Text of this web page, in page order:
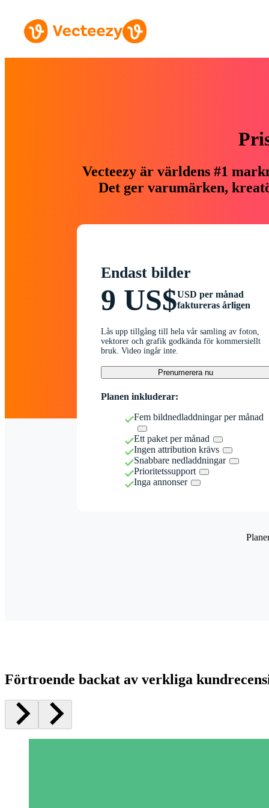
Vecteezy är världens #1
Det ger varumärken,
Endast bilder
9 US$USD per månad
faktureras årligen
Lås upp tillgång till hela vår samling av foton,
vektorer och grafik godkända för kommersiellt
bruk. Video ingår inte.
Prenumerera nu
Planen inkluderar:
Fem bildnedladdningar per månad
Ett paket per månad
Ingen attribution krävs
Snabbare nedladdningar
Prioritetssupport
Inga annonser
Förtroende backat av verkliga